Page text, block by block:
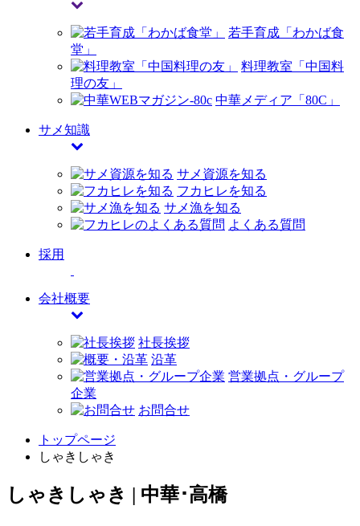
若手育成「わかば食
堂」
料理教室「中国料
理の友」
中華メディア「80C」
サメ知識
サメ資源を知る
フカヒレを知る
サメ漁を知る
よくある質問
採用
会社概要
社長挨拶
沿革
営業拠点・グループ
企業
お問合せ
トップページ
しゃきしゃき
しゃきしゃき | 中華･高橋